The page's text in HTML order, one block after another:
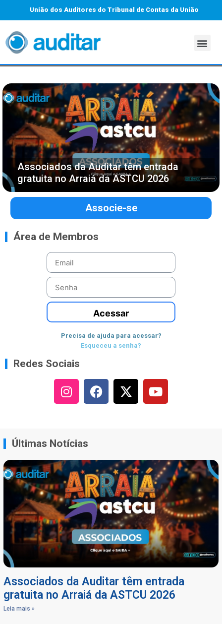
União dos Auditores do Tribunal de Contas da União
Associados da Auditar têm entrada
gratuita no Arraiá da ASTCU 2026
Associe-se
Área de Membros
Acessar
Precisa de ajuda para acessar?
Esqueceu a senha?
Redes Sociais
Últimas Notícias
Associados da Auditar têm entrada
gratuita no Arraiá da ASTCU 2026
Leia mais »